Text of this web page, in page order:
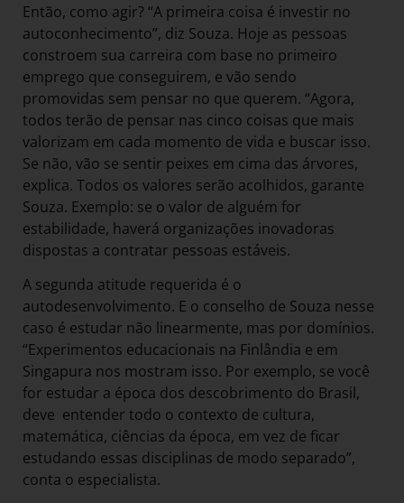
Então, como agir? “A primeira coisa é investir no
autoconhecimento”, diz Souza. Hoje as pessoas
constroem sua carreira com base no primeiro
emprego que conseguirem, e vão sendo
promovidas sem pensar no que querem. “Agora,
todos terão de pensar nas cinco coisas que mais
valorizam em cada momento de vida e buscar isso.
Se não, vão se sentir peixes em cima das árvores,
explica. Todos os valores serão acolhidos, garante
Souza. Exemplo: se o valor de alguém for
estabilidade, haverá organizações inovadoras
dispostas a contratar pessoas estáveis.
A segunda atitude requerida é o
autodesenvolvimento. E o conselho de Souza nesse
caso é estudar não linearmente, mas por domínios.
“Experimentos educacionais na Finlândia e em
Singapura nos mostram isso. Por exemplo, se você
for estudar a época dos descobrimento do Brasil,
deve entender todo o contexto de cultura,
matemática, ciências da época, em vez de ficar
estudando essas disciplinas de modo separado”,
conta o especialista.